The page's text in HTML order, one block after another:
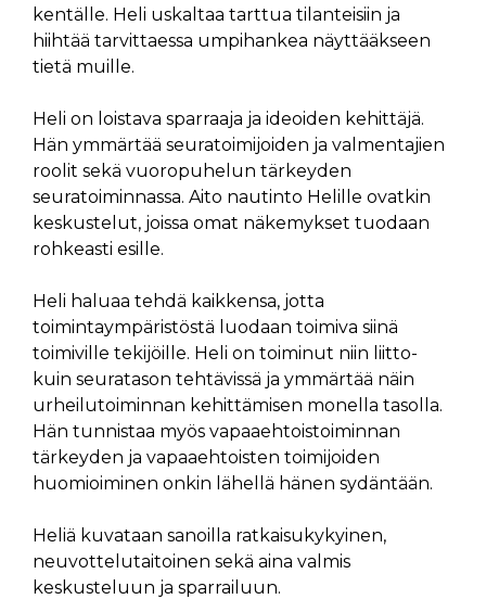
kentälle. Heli uskaltaa tarttua tilanteisiin ja
hiihtää tarvittaessa umpihankea näyttääkseen
tietä muille.
Heli on loistava sparraaja ja ideoiden kehittäjä.
Hän ymmärtää seuratoimijoiden ja valmentajien
roolit sekä vuoropuhelun tärkeyden
seuratoiminnassa. Aito nautinto Helille ovatkin
keskustelut, joissa omat näkemykset tuodaan
rohkeasti esille.
Heli haluaa tehdä kaikkensa, jotta
toimintaympäristöstä luodaan toimiva siinä
toimiville tekijöille. Heli on toiminut niin liitto-
kuin seuratason tehtävissä ja ymmärtää näin
urheilutoiminnan kehittämisen monella tasolla.
Hän tunnistaa myös vapaaehtoistoiminnan
tärkeyden ja vapaaehtoisten toimijoiden
huomioiminen onkin lähellä hänen sydäntään.
Heliä kuvataan sanoilla ratkaisukykyinen,
neuvottelutaitoinen sekä aina valmis
keskusteluun ja sparrailuun.